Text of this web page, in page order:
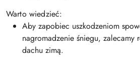
Warto wiedzieć:
Aby zapobiec uszkodzeniom
nagromadzenie śniegu, zalecamy
dachu zimą.